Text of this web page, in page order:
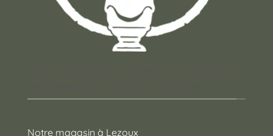
Notre magasin à Lezoux